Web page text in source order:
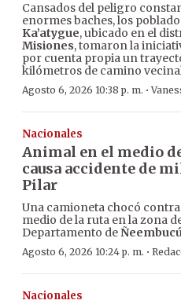
Cansados del peligro
enormes baches, los
Ka’atygue, ubicado en el
Misiones, tomaron la
por cuenta propia un
kilómetros de camino
Agosto 6, 2026 10:38 p. m. ·
Nacionales
Animal en el medio
causa accidente de
Pilar
Una camioneta chocó
medio de la ruta en la zona
Departamento de
Agosto 6, 2026 10:24 p. m. ·
Nacionales